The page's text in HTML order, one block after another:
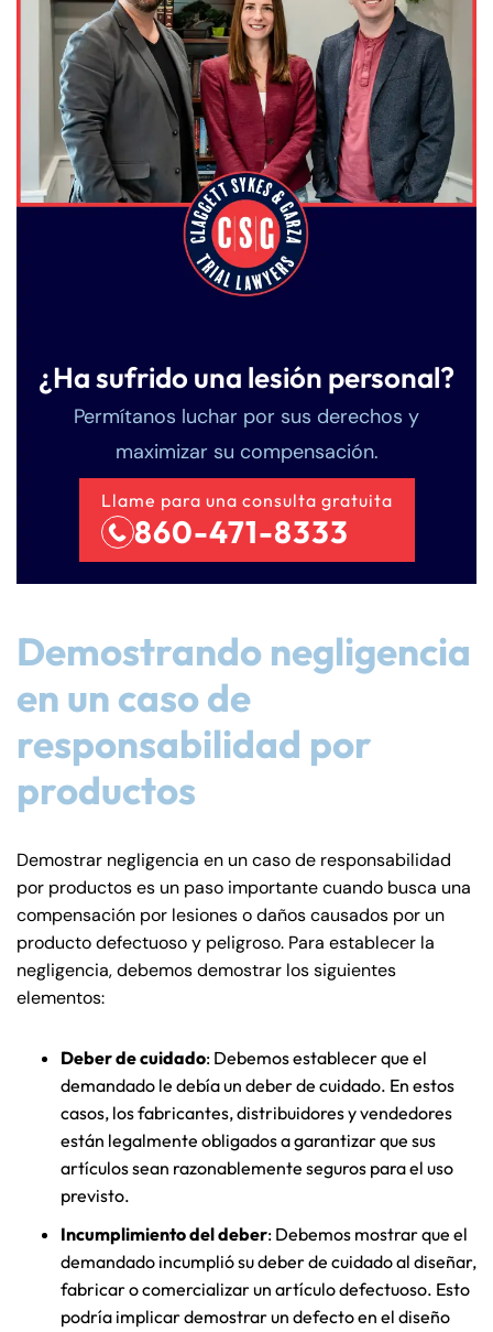
¿Ha sufrido una lesión personal?
Permítanos luchar por sus derechos y
maximizar su compensación.
Llame para una consulta gratuita
860-471-8333
Demostrando negligencia
en un caso de
responsabilidad por
productos
Demostrar negligencia en un caso de responsabilidad
por productos es un paso importante cuando busca una
compensación por lesiones o daños causados por un
producto defectuoso y peligroso. Para establecer la
negligencia, debemos demostrar los siguientes
elementos:
Deber de cuidado: Debemos establecer que el
demandado le debía un deber de cuidado. En estos
casos, los fabricantes, distribuidores y vendedores
están legalmente obligados a garantizar que sus
artículos sean razonablemente seguros para el uso
previsto.
Incumplimiento del deber: Debemos mostrar que el
demandado incumplió su deber de cuidado al diseñar,
fabricar o comercializar un artículo defectuoso. Esto
podría implicar demostrar un defecto en el diseño
Farmington - Hours
Answering Service
24/7
Office Hours
Monday
8:30 AM – 5:00
Tuesday
8:30 AM – 5:00
PM
Wednesday
8:30 AM – 5:00
PM
Thursday
8:30 AM – 5:00
Friday
8:30 AM – 5:00
PM
Saturday
Closed
Enfield - Hours
Answering Service
24/7
Office Hours
Monday
8:30 AM – 5:00
Tuesday
8:30 AM – 5:00
PM
Wednesday
8:30 AM – 5:00
PM
Thursday
8:30 AM – 5:00
Friday
8:30 AM – 5:00
PM
Saturday
Closed